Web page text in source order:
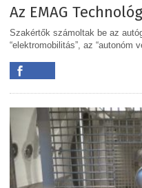
Az EMAG
Szakértők számoltak be az
“elektromobilitás”, az “autonóm